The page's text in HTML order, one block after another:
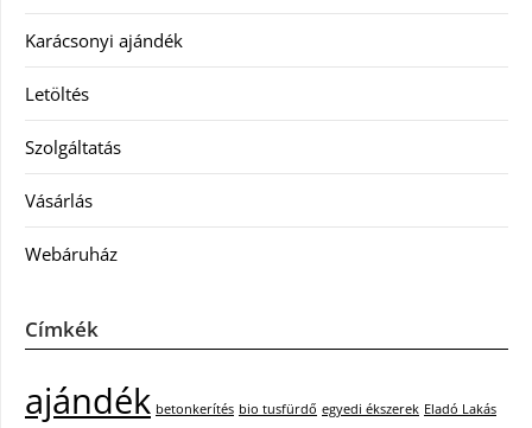
Karácsonyi ajándék
Letöltés
Szolgáltatás
Vásárlás
Webáruház
Címkék
ajándék betonkerítés bio tusfürdő egyedi ékszerek Eladó Lakás